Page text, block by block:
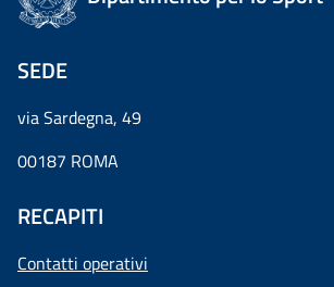
SEDE
via Sardegna, 49
00187 ROMA
RECAPITI
Contatti operativi